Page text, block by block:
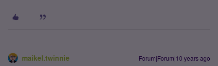
maikel.twinnie Forum|Forum|10 years ago